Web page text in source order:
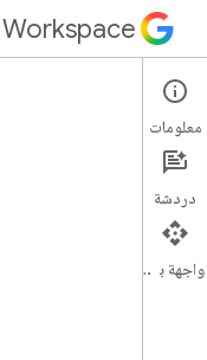
Workspace
Google Chat
نظرة عامة
معلومات
دردشة
واجهة برمجة التطبيقات